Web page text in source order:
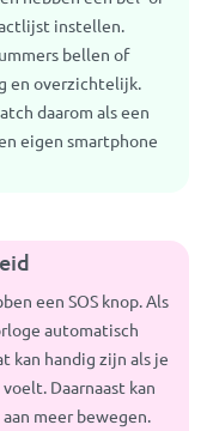
instellen.
bellen of
en overzichtelijk.
daarom als een
eigen smartphone
een SOS knop. Als
automatisch
kan handig zijn als je
Daarnaast kan
meer bewegen.